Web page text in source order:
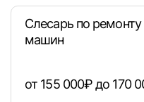
Слесарь по
машин
от 155 000₽ до 170